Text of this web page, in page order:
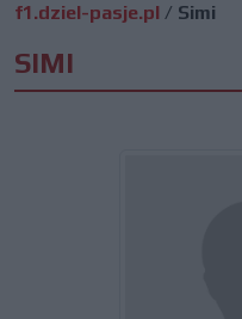
f1.dziel-pasje.pl / Simi
SIMI